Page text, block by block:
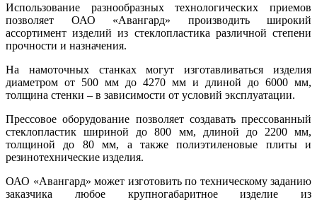
Использование разнообразных технологических приемов
позволяет ОАО «Авангард» производить широкий
ассортимент изделий из стеклопластика различной степени
прочности и назначения.
На намоточных станках могут изготавливаться изделия
диаметром от 500 мм до 4270 мм и длиной до 6000 мм,
толщина стенки – в зависимости от условий эксплуатации.
Прессовое оборудование позволяет создавать прессованный
стеклопластик шириной до 800 мм, длиной до 2200 мм,
толщиной до 80 мм, а также полиэтиленовые плиты и
резинотехнические изделия.
ОАО «Авангард» может изготовить по техническому заданию
заказчика любое крупногабаритное изделие из